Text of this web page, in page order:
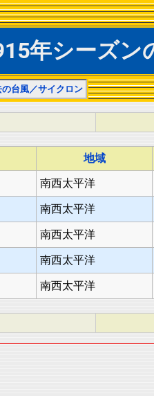
年シーズン
の台風／サイクロン
地域
南西太平洋
南西太平洋
南西太平洋
南西太平洋
南西太平洋